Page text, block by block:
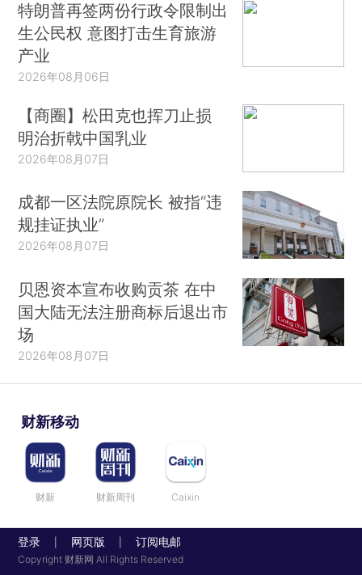
特朗普再签两份行政令限制出
生公民权 意图打击生育旅游
产业
2026年08月06日
【商圈】松田克也挥刀止损
明治折戟中国乳业
2026年08月07日
成都一区法院原院长 被指“违
规挂证执业”
2026年08月07日
贝恩资本宣布收购贡茶 在中
国大陆无法注册商标后退出市
场
2026年08月07日
财新移动
财新 财新周刊 Caixin
登录 网页版 订阅电邮
Copyright 财新网 All Rights Reserved